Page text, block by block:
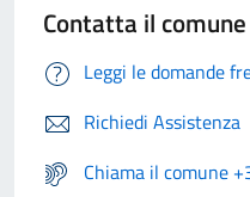
Contatta il comune
Leggi le domande
Richiedi Assistenza
Chiama il comune